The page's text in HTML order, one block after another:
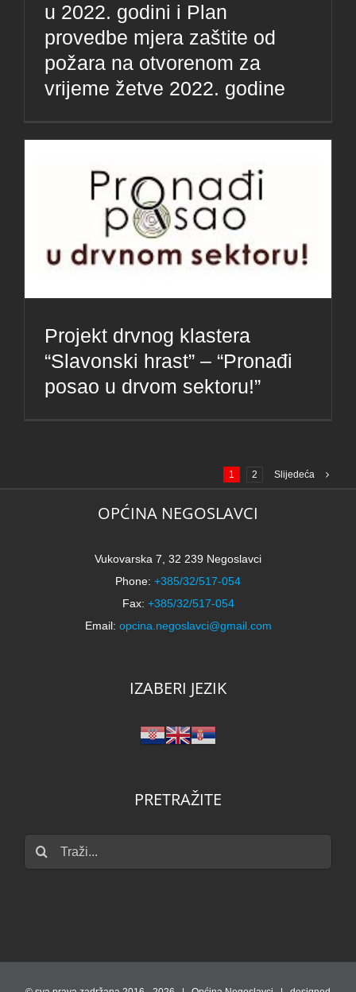
u 2022. godini i Plan
provedbe mjera zaštite od
požara na otvorenom za
vrijeme žetve 2022. godine
Projekt drvnog klastera
“Slavonski hrast” – “Pronađi
posao u drvom sektoru!”
1 2 Slijedeća
OPĆINA NEGOSLAVCI
Vukovarska 7, 32 239 Negoslavci
Phone: +385/32/517-054
Fax: +385/32/517-054
Email: opcina.negoslavci@gmail.com
IZABERI JEZIK
PRETRAŽITE
Traži...